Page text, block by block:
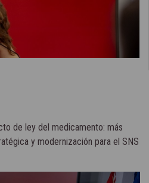
de ley del medicamento: más
y modernización para el SNS